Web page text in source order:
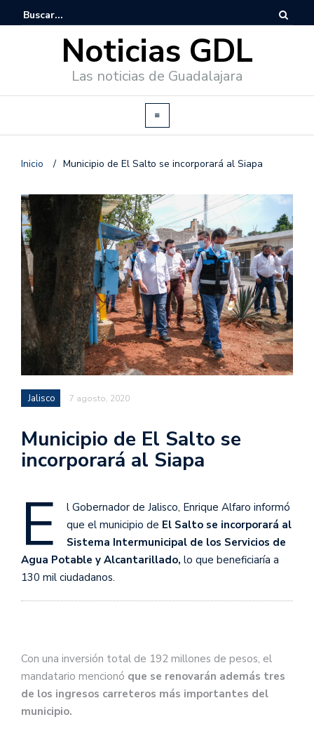
Noticias GDL
Las noticias de Guadalajara
Inicio / Municipio de El Salto se incorporará al Siapa
Jalisco 7 agosto, 2020
Municipio de El Salto se
incorporará al Siapa
E
l Gobernador de Jalisco, Enrique Alfaro informó
que el municipio de El Salto se incorporará al
Sistema Intermunicipal de los Servicios de
Agua Potable y Alcantarillado, lo que beneficiaría a
130 mil ciudadanos.
Con una inversión total de 192 millones de pesos, el
mandatario mencionó que se renovarán además tres
de los ingresos carreteros más importantes del
municipio.